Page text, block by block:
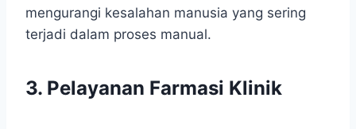
mengurangi kesalahan manusia yang sering
terjadi dalam proses manual.
3. Pelayanan Farmasi Klinik